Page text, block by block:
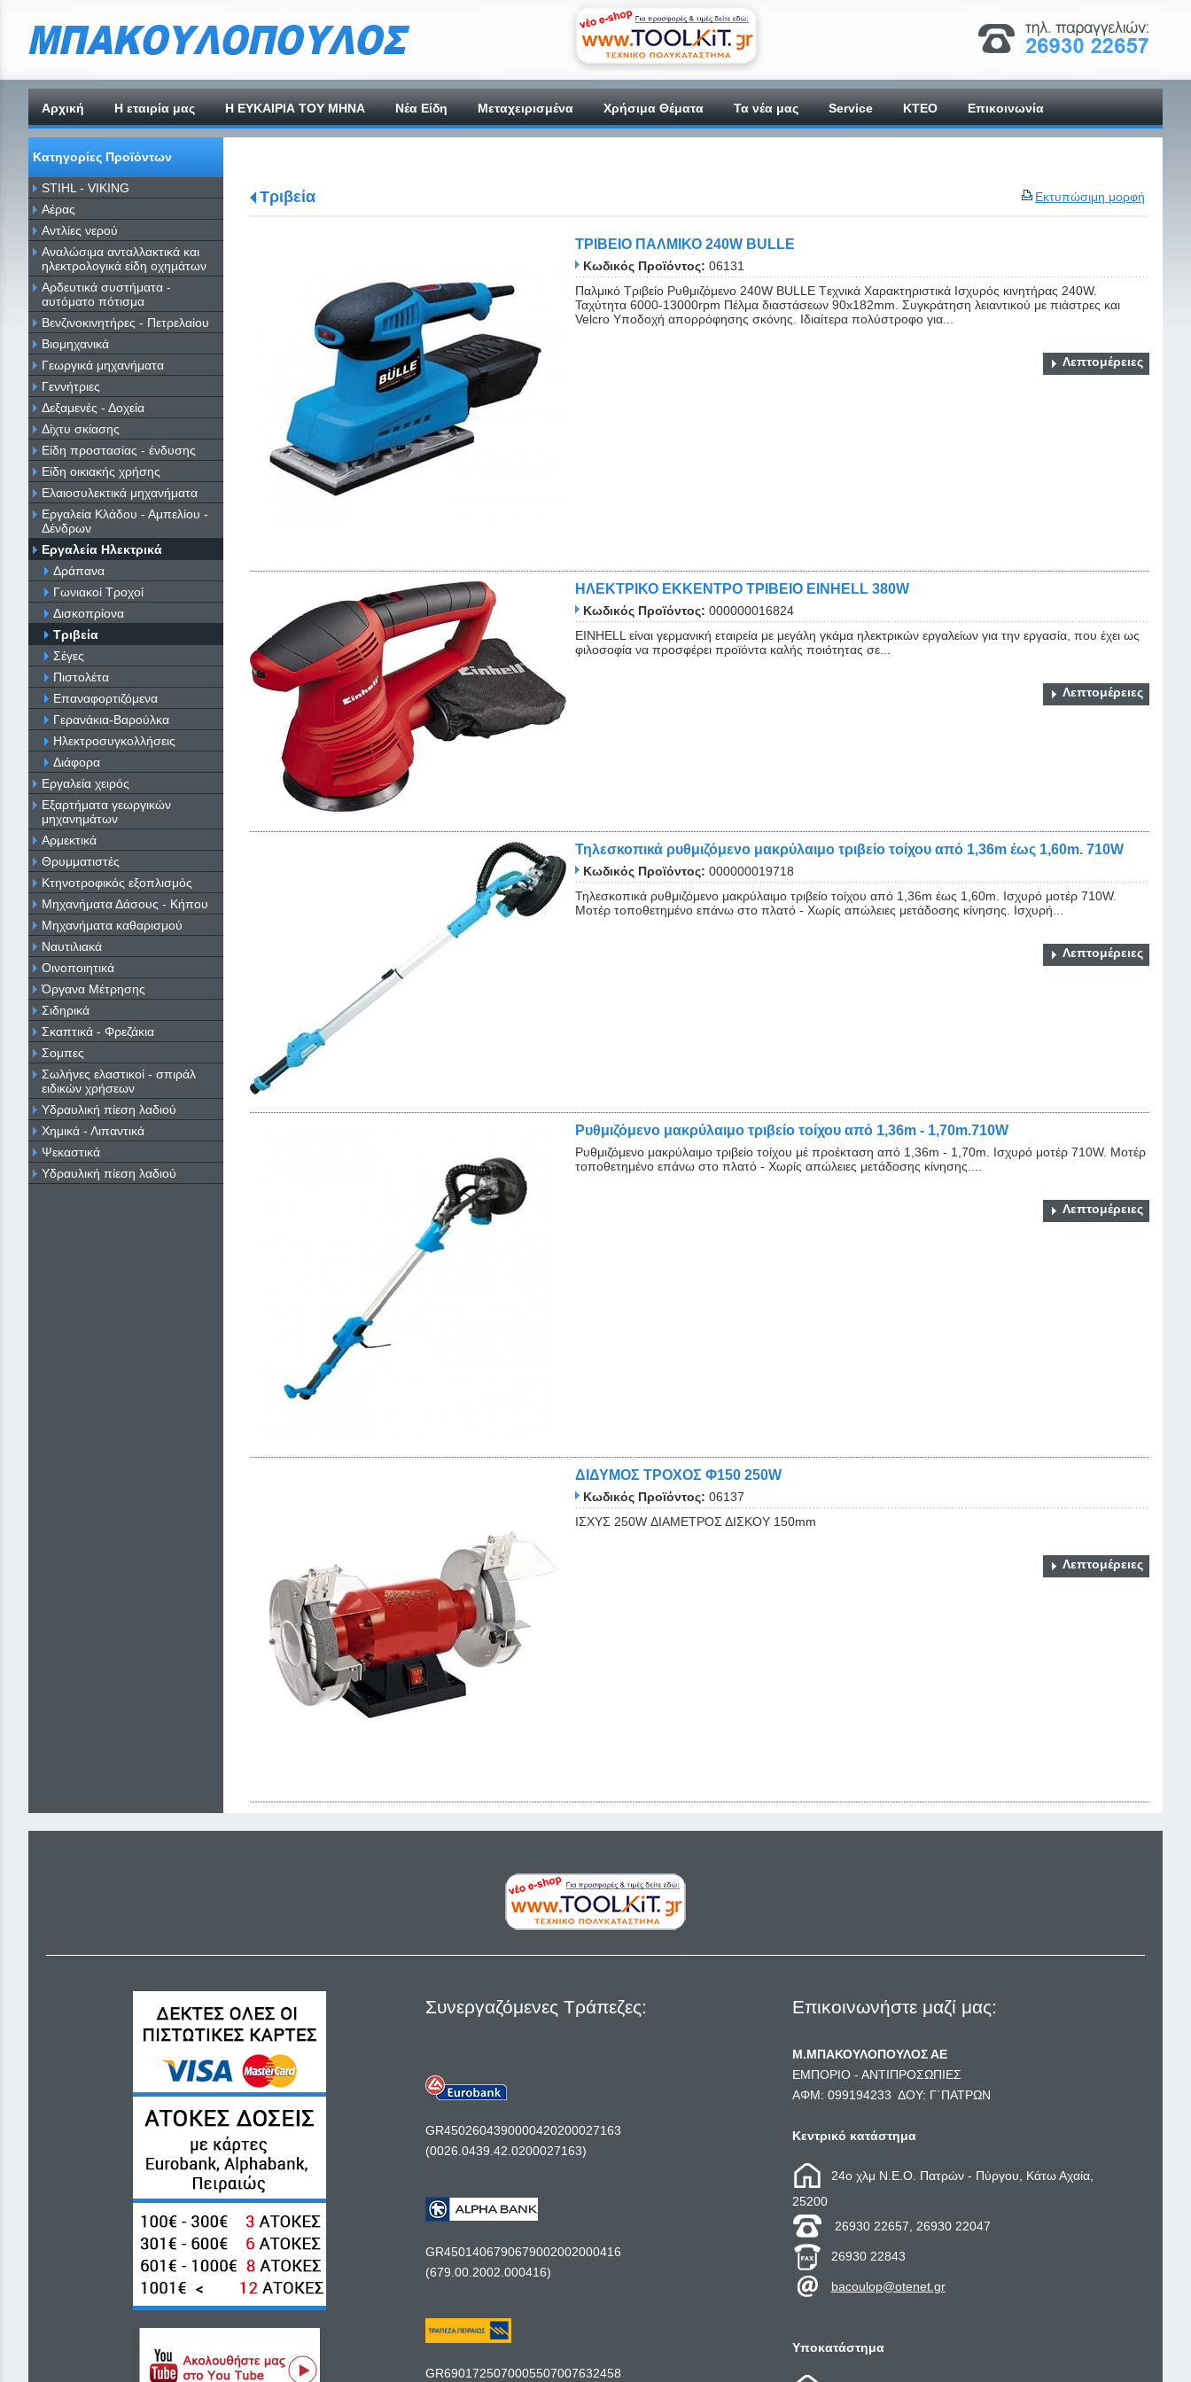
Αρχική H εταιρία μας Η ΕΥΚΑΙΡΙΑ ΤΟΥ ΜΗΝΑ Νέα Είδη Μεταχειρισμένα Χρήσιμα Θέματα Τα νέα μας Service ΚΤΕΟ Επικοινωνία
Κατηγορίες Προϊόντων
STIHL - VIKING
Αέρας
Αντλίες νερού
Αναλώσιμα ανταλλακτικά και
ηλεκτρολογικά είδη οχημάτων
Αρδευτικά συστήματα -
αυτόματο πότισμα
Βενζινοκινητήρες - Πετρελαίου
Βιομηχανικά
Γεωργικά μηχανήματα
Γεννήτριες
Δεξαμενές - Δοχεία
Δίχτυ σκίασης
Είδη προστασίας - ένδυσης
Είδη οικιακής χρήσης
Ελαιοσυλεκτικά μηχανήματα
Εργαλεία Κλάδου - Αμπελίου -
Δένδρων
Εργαλεία Ηλεκτρικά
Δράπανα
Γωνιακοί Τροχοί
Δισκοπρίονα
Τριβεία
Σέγες
Πιστολέτα
Επαναφορτιζόμενα
Γερανάκια-Βαρούλκα
Ηλεκτροσυγκολλήσεις
Διάφορα
Εργαλεία χειρός
Εξαρτήματα γεωργικών
μηχανημάτων
Αρμεκτικά
Θρυμματιστές
Κτηνοτροφικός εξοπλισμός
Μηχανήματα Δάσους - Κήπου
Μηχανήματα καθαρισμού
Ναυτιλιακά
Οινοποιητικά
Όργανα Μέτρησης
Σιδηρικά
Σκαπτικά - Φρεζάκια
Σομπες
Σωλήνες ελαστικοί - σπιράλ
ειδικών χρήσεων
Υδραυλική πίεση λαδιού
Χημικά - Λιπαντικά
Ψεκαστικά
Υδραυλική πίεση λαδιού
Εκτυπώσιμη μορφή
Τριβεία
ΤΡΙΒΕΙΟ ΠΑΛΜΙΚΟ 240W BULLE
Κωδικός Προϊόντος: 06131
Παλμικό Τριβείο Ρυθμιζόμενο 240W BULLE Tεχνικά Χαρακτηριστικά Ισχυρός κινητήρας 240W.
Ταχύτητα 6000-13000rpm Πέλμα διαστάσεων 90x182mm. Συγκράτηση λειαντικού με πιάστρες και
Velcro Υποδοχή απορρόφησης σκόνης. Ιδιαίτερα πολύστροφο για...
Λεπτομέρειες
ΗΛΕΚΤΡΙΚΟ ΕΚΚΕΝΤΡΟ ΤΡΙΒΕΙΟ EINHELL 380W
Κωδικός Προϊόντος: 000000016824
ΕΙΝΗΕLL είναι γερμανική εταιρεία με μεγάλη γκάμα ηλεκτρικών εργαλείων για την εργασία, που έχει ως
φιλοσοφία να προσφέρει προϊόντα καλής ποιότητας σε...
Λεπτομέρειες
Τηλεσκοπικά ρυθμιζόμενο μακρύλαιμο τριβείο τοίχου από 1,36m έως 1,60m. 710W
Κωδικός Προϊόντος: 000000019718
Τηλεσκοπικά ρυθμιζόμενο μακρύλαιμο τριβείο τοίχου από 1,36m έως 1,60m. Ισχυρό μοτέρ 710W.
Μοτέρ τοποθετημένο επάνω στο πλατό - Χωρίς απώλειες μετάδοσης κίνησης. Ισχυρή...
Λεπτομέρειες
Ρυθμιζόμενο μακρύλαιμο τριβείο τοίχου από 1,36m - 1,70m.710W
Ρυθμιζόμενο μακρύλαιμο τριβείο τοίχου μέ προέκταση από 1,36m - 1,70m. Ισχυρό μοτέρ 710W. Μοτέρ
τοποθετημένο επάνω στο πλατό - Χωρίς απώλειες μετάδοσης κίνησης....
Λεπτομέρειες
ΔΙΔΥΜΟΣ ΤΡΟΧΟΣ Φ150 250W
Κωδικός Προϊόντος: 06137
ΙΣΧΥΣ 250W ΔΙΑΜΕΤΡΟΣ ΔΙΣΚΟΥ 150mm
Λεπτομέρειες
Συνεργαζόμενες Τράπεζες:
GR4502604390000420200027163
(0026.0439.42.0200027163)
GR4501406790679002002000416
(679.00.2002.000416)
GR6901725070005507007632458
Επικοινωνήστε μαζί μας:
Μ.ΜΠΑΚΟΥΛΟΠΟΥΛΟΣ ΑΕ
ΕΜΠΟΡΙΟ - ΑΝΤΙΠΡΟΣΩΠΙΕΣ
ΑΦΜ: 099194233 ΔΟΥ: Γ΄ΠΑΤΡΩΝ
Κεντρικό κατάστημα
24ο χλμ Ν.Ε.Ο. Πατρών - Πύργου, Κάτω Αχαία,
25200
26930 22657, 26930 22047
26930 22843
bacoulop@otenet.gr
Υποκατάστημα